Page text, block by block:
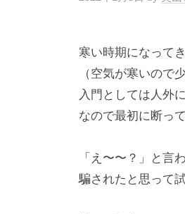
寒い時期になって
（空気が寒いので
入門としては人外
なので最初に断っ
「え〜〜？」と言
騙されたと思って